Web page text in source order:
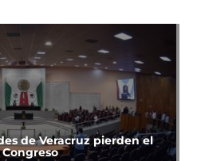
de Veracruz pierden el